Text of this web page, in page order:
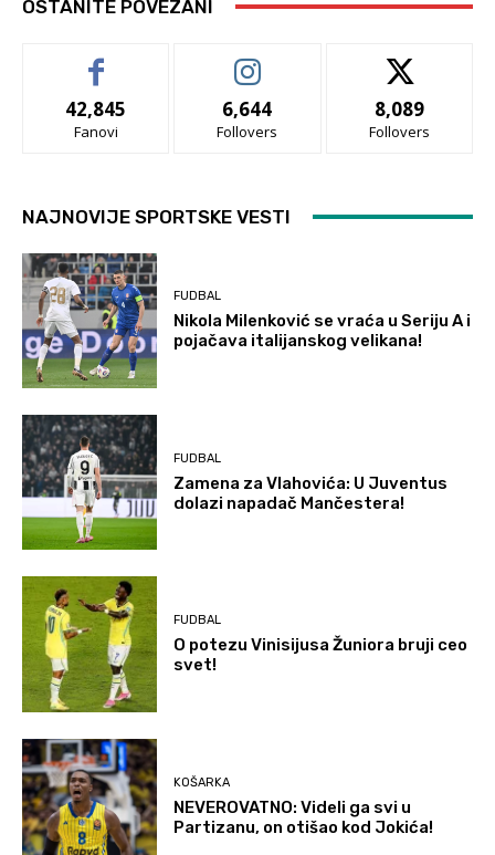
OSTANITE POVEZANI
42,845
Fanovi
6,644
Follovers
8,089
Follovers
NAJNOVIJE SPORTSKE VESTI
FUDBAL
Nikola Milenković se vraća u Seriju A i
pojačava italijanskog velikana!
FUDBAL
Zamena za Vlahovića: U Juventus
dolazi napadač Mančestera!
FUDBAL
O potezu Vinisijusa Žuniora bruji ceo
svet!
KOŠARKA
NEVEROVATNO: Videli ga svi u
Partizanu, on otišao kod Jokića!